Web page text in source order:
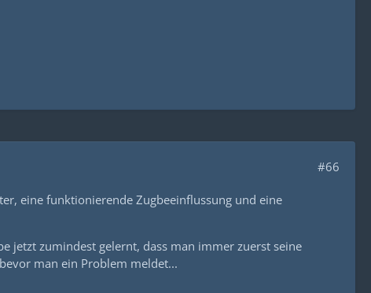
#66
eine funktionierende Zugbeeinflussung und eine
jetzt zumindest gelernt, dass man immer zuerst seine
man ein Problem meldet...